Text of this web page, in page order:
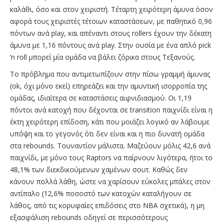
καλάθι, όσο και στον χειριστή. Τέταρτη χειρότερη άμυνα όσον
αφορά τους χειριστές τέτοιων καταστάσεων, με παθητικό 0,96
πόντων ανά play, και απέναντι στους rollers έχουν την δέκατη
άμυνα με 1,16 πόντους ανά play. Στην ουσία με ένα απλό pick
‘n roll μπορεί μία ομάδα να βάλει ζόρικα στους Τεξανούς.
Το πρόβλημα που αντιμετωπίζουν στην πίσω γραμμή άμυνας
(ok, όχι μόνο εκεί) επηρεάζει και την αμυντική ισορροπία της
ομάδας, ιδιαίτερα σε καταστάσεις αιφνιδιασμού. Οι 1,19
πόντοι ανά κατοχή που δέχονται σε transition παιχνίδι είναι η
έκτη χειρότερη επίδοση, κάτι που μοιάζει λογικό αν λάβουμε
υπόψη και το γεγονός ότι δεν είναι και η πιο δυνατή ομάδα
στα rebounds. Τουναντίον μάλιστα. Μαζεύουν μόλις 42,6 ανά
παιχνίδι, με μόνο τους Raptors να παίρνουν λιγότερα, ήτοι το
48,1% των διεκδικούμενων χαμένων σουτ. Καθώς δεν
κάνουν πολλά λάθη, ώστε να χαρίσουν εύκολες μπάλες στον
αντίπαλο (12,6% ποσοστό των κατοχών καταλήγουν σε
λάθος, από τις κορυφαίες επιδόσεις στο ΝΒΑ σχετικά), η μη
εξασφάλιση rebounds οδηγεί σε περισσότερους